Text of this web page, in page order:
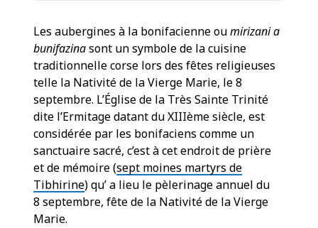
Les aubergines à la bonifacienne oumirizani a
bunifazinasont un symbole de la cuisine
traditionnelle corse lors des fêtes religieuses
telle la Nativité de la Vierge Marie, le 8
septembre. L’Église de la Très Sainte Trinité
dite l’Ermitage datant du XIIIème siècle, est
considérée par les bonifaciens comme un
sanctuaire sacré, c’est à cet endroit de prière
et de mémoire (sept moines martyrs de
Tibhirine) qu’ a lieu le pèlerinage annuel du
8 septembre, fête de la Nativité de la Vierge
Marie.